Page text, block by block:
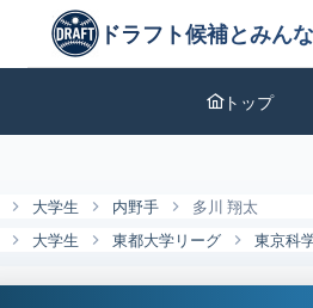
特徴とドラフト評価 | ドラフト候補とみ
ドラフト候補とみんなの評価
トップ
大学生 内野手
多川 翔太
大学生 東都大学リーグ 東京科